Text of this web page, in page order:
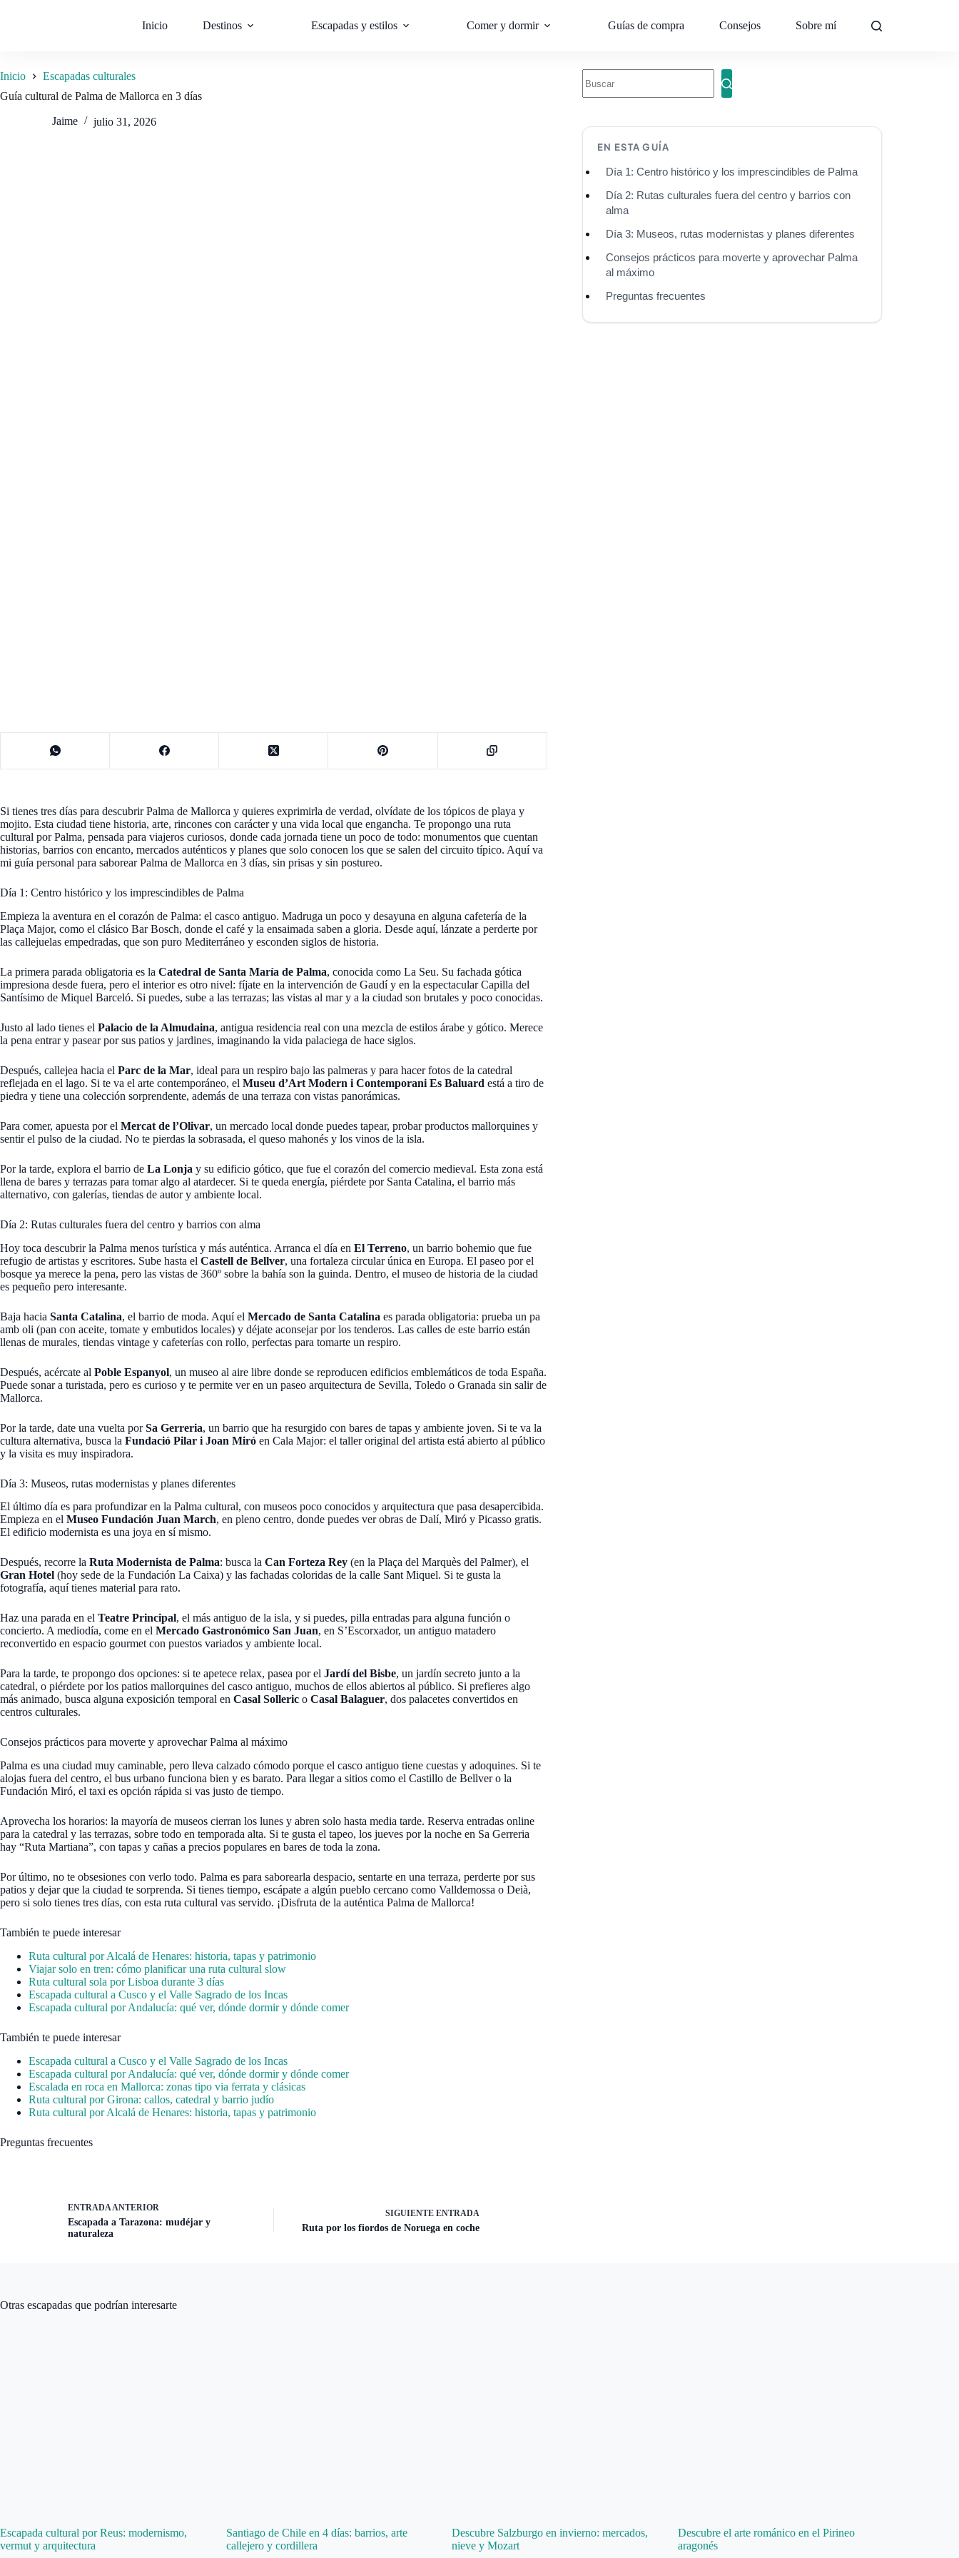
Inicio Destinos Escapadas y estilos Comer y dormir Guías de compra Consejos Sobre mí Contacto
Inicio
Escapadas culturales
Guía cultural de Palma de Mallorca en 3 días
Jaime julio 31, 2026
Si tienes tres días para descubrir Palma de Mallorca y quieres exprimirla de verdad, olvídate de los tópicos de playa y
mojito. Esta ciudad tiene historia, arte, rincones con carácter y una vida local que engancha. Te propongo una ruta
cultural por Palma, pensada para viajeros curiosos, donde cada jornada tiene un poco de todo: monumentos que cuentan
historias, barrios con encanto, mercados auténticos y planes que solo conocen los que se salen del circuito típico. Aquí va
mi guía personal para saborear Palma de Mallorca en 3 días, sin prisas y sin postureo.
Día 1: Centro histórico y los imprescindibles de Palma
Empieza la aventura en el corazón de Palma: el casco antiguo. Madruga un poco y desayuna en alguna cafetería de la
Plaça Major, como el clásico Bar Bosch, donde el café y la ensaimada saben a gloria. Desde aquí, lánzate a perderte por
las callejuelas empedradas, que son puro Mediterráneo y esconden siglos de historia.
La primera parada obligatoria es la Catedral de Santa María de Palma, conocida como La Seu. Su fachada gótica
impresiona desde fuera, pero el interior es otro nivel: fíjate en la intervención de Gaudí y en la espectacular Capilla del
Santísimo de Miquel Barceló. Si puedes, sube a las terrazas; las vistas al mar y a la ciudad son brutales y poco conocidas.
Justo al lado tienes el Palacio de la Almudaina, antigua residencia real con una mezcla de estilos árabe y gótico. Merece
la pena entrar y pasear por sus patios y jardines, imaginando la vida palaciega de hace siglos.
Después, callejea hacia el Parc de la Mar, ideal para un respiro bajo las palmeras y para hacer fotos de la catedral
reflejada en el lago. Si te va el arte contemporáneo, el Museu d’Art Modern i Contemporani Es Baluard está a tiro de
piedra y tiene una colección sorprendente, además de una terraza con vistas panorámicas.
Para comer, apuesta por el Mercat de l’Olivar, un mercado local donde puedes tapear, probar productos mallorquines y
sentir el pulso de la ciudad. No te pierdas la sobrasada, el queso mahonés y los vinos de la isla.
Por la tarde, explora el barrio de La Lonja y su edificio gótico, que fue el corazón del comercio medieval. Esta zona está
llena de bares y terrazas para tomar algo al atardecer. Si te queda energía, piérdete por Santa Catalina, el barrio más
alternativo, con galerías, tiendas de autor y ambiente local.
Día 2: Rutas culturales fuera del centro y barrios con alma
Hoy toca descubrir la Palma menos turística y más auténtica. Arranca el día en El Terreno, un barrio bohemio que fue
refugio de artistas y escritores. Sube hasta el Castell de Bellver, una fortaleza circular única en Europa. El paseo por el
bosque ya merece la pena, pero las vistas de 360º sobre la bahía son la guinda. Dentro, el museo de historia de la ciudad
es pequeño pero interesante.
Baja hacia Santa Catalina, el barrio de moda. Aquí el Mercado de Santa Catalina es parada obligatoria: prueba un pa
amb oli (pan con aceite, tomate y embutidos locales) y déjate aconsejar por los tenderos. Las calles de este barrio están
llenas de murales, tiendas vintage y cafeterías con rollo, perfectas para tomarte un respiro.
Después, acércate al Poble Espanyol, un museo al aire libre donde se reproducen edificios emblemáticos de toda España.
Puede sonar a turistada, pero es curioso y te permite ver en un paseo arquitectura de Sevilla, Toledo o Granada sin salir de
Mallorca.
Por la tarde, date una vuelta porSa Gerreria, un barrio que ha resurgido con bares de tapas y ambiente joven. Si te va la
cultura alternativa, busca la Fundació Pilar i Joan Miró en Cala Major: el taller original del artista está abierto al público
y la visita es muy inspiradora.
Día 3: Museos, rutas modernistas y planes diferentes
El último día es para profundizar en la Palma cultural, con museos poco conocidos y arquitectura que pasa desapercibida.
Empieza en el Museo Fundación Juan March, en pleno centro, donde puedes ver obras de Dalí, Miró y Picasso gratis.
El edificio modernista es una joya en sí mismo.
Después, recorre la Ruta Modernista de Palma: busca la Can Forteza Rey (en la Plaça del Marquès del Palmer), el
Gran Hotel (hoy sede de la Fundación La Caixa) y las fachadas coloridas de la calle Sant Miquel. Si te gusta la
fotografía, aquí tienes material para rato.
Haz una parada en el Teatre Principal, el más antiguo de la isla, y si puedes, pilla entradas para alguna función o
concierto. A mediodía, come en el Mercado Gastronómico San Juan, en S’Escorxador, un antiguo matadero
reconvertido en espacio gourmet con puestos variados y ambiente local.
Para la tarde, te propongo dos opciones: si te apetece relax, pasea por el Jardí del Bisbe, un jardín secreto junto a la
catedral, o piérdete por los patios mallorquines del casco antiguo, muchos de ellos abiertos al público. Si prefieres algo
más animado, busca alguna exposición temporal en Casal Solleric o Casal Balaguer, dos palacetes convertidos en
centros culturales.
Consejos prácticos para moverte y aprovechar Palma al máximo
Palma es una ciudad muy caminable, pero lleva calzado cómodo porque el casco antiguo tiene cuestas y adoquines. Si te
alojas fuera del centro, el bus urbano funciona bien y es barato. Para llegar a sitios como el Castillo de Bellver o la
Fundación Miró, el taxi es opción rápida si vas justo de tiempo.
Aprovecha los horarios: la mayoría de museos cierran los lunes y abren solo hasta media tarde. Reserva entradas online
para la catedral y las terrazas, sobre todo en temporada alta. Si te gusta el tapeo, los jueves por la noche en Sa Gerreria
hay “Ruta Martiana”, con tapas y cañas a precios populares en bares de toda la zona.
Por último, no te obsesiones con verlo todo. Palma es para saborearla despacio, sentarte en una terraza, perderte por sus
patios y dejar que la ciudad te sorprenda. Si tienes tiempo, escápate a algún pueblo cercano como Valldemossa o Deià,
pero si solo tienes tres días, con esta ruta cultural vas servido. ¡Disfruta de la auténtica Palma de Mallorca!
También te puede interesar
Ruta cultural por Alcalá de Henares: historia, tapas y patrimonio
Viajar solo en tren: cómo planificar una ruta cultural slow
Ruta cultural sola por Lisboa durante 3 días
Escapada cultural a Cusco y el Valle Sagrado de los Incas
Escapada cultural por Andalucía: qué ver, dónde dormir y dónde comer
También te puede interesar
Escapada cultural a Cusco y el Valle Sagrado de los Incas
Escapada cultural por Andalucía: qué ver, dónde dormir y dónde comer
Escalada en roca en Mallorca: zonas tipo via ferrata y clásicas
Ruta cultural por Girona: callos, catedral y barrio judío
Ruta cultural por Alcalá de Henares: historia, tapas y patrimonio
Preguntas frecuentes
ENTRADAANTERIOR
Escapada a Tarazona: mudéjar y
naturaleza
SIGUIENTE ENTRADA
Ruta por los fiordos de Noruega en coche
EN ESTA GUÍA
Día 1: Centro histórico y los imprescindibles de Palma
Día 2: Rutas culturales fuera del centro y barrios con
alma
Día 3: Museos, rutas modernistas y planes diferentes
Consejos prácticos para moverte y aprovechar Palma
al máximo
Preguntas frecuentes
Otras escapadas que podrían interesarte
Escapada cultural por Reus: modernismo,
vermut y arquitectura
Santiago de Chile en 4 días: barrios, arte
callejero y cordillera
Descubre Salzburgo en invierno: mercados,
nieve y Mozart
Descubre el arte románico en el Pirineo
aragonés